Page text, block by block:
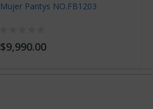
Mujer Pantys NO.FB1203
$9,990.00